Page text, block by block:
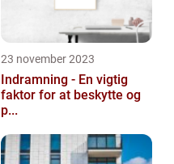
23 november 2023
Indramning - En vigtig
faktor for at beskytte og
p...